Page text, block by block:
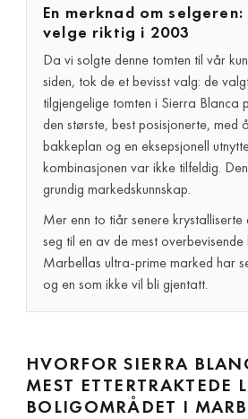
En merknad om
velge riktig i 2003
Da vi solgte denne tomten til vår
siden, tok de et bevisst valg: de
tilgjengelige tomten i Sierra Blanca
den største, best posisjonerte, med
bakkeplan og en eksepsjonell
kombinasjonen var ikke tilfeldig.
grundig markedskunnskap.
Mer enn to tiår senere krystalliserte
seg til en av de mest
Marbellas ultra-prime marked har
og en som ikke vil bli gjentatt.
HVORFOR SIERRA
MEST ETTERTRAKTEDE
BOLIGOMRÅDET I